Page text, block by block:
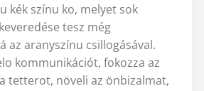
kék színu ko, melyet sok
tesz még
az aranyszínu csillogásával.
kommunikációt, fokozza az
tetterot, növeli az önbizalmat,